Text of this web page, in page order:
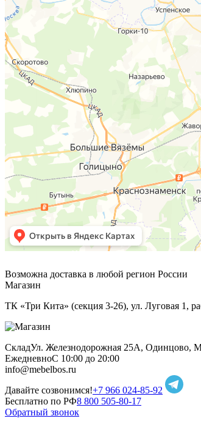
Возможна доставка в любой регион России
Магазин
ТК «Три Кита» (секция 3-26), ул. Луговая 1,
СкладУл. Железнодорожная 25А, Одинцово,
ЕжедневноС 10:00 до 20:00
info@mebelbos.ru
Давайте созвонимся!+7 966 024-85-92
Бесплатно по РФ8 800 505-80-17
Обратный звонок